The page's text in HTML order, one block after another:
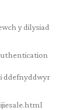
y dilysiad
ddefnyddwyr